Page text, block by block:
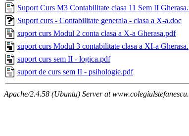
Suport Curs M3 Contabilitate clasa 11 Sem II
Suport curs - Contabilitate generala - clasa a X-a.doc
suport curs Modul 2 conta clasa a X-a Gherasa.pdf
suport curs Modul 3 contabilitate clasa a XI-a
suport curs sem II - logica.pdf
suport de curs sem II - psihologie.pdf
Apache/2.4.58 (Ubuntu) Server at